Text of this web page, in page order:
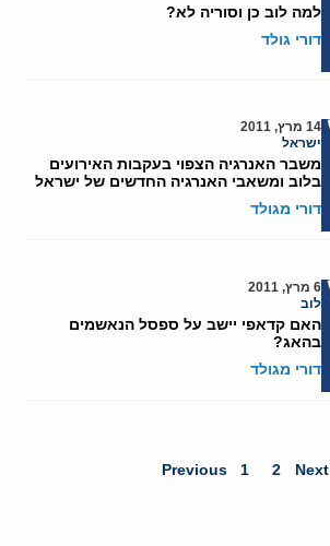
למה לוב כן וסוריה לא?
דורי גולד
14 מרץ, 2011
ישראל
משבר האנרגיה הצפוי בעקבות האירועים
בלוב ומשאבי האנרגיה החדשים של ישראל
דורי מגולד
6 מרץ, 2011
לוב
האם קדאפי יישב על ספסל הנאשמים
בהאג?
דורי מגולד
Previous 1 2 Next